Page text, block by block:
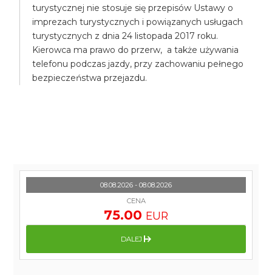
turystycznej nie stosuje się przepisów Ustawy o
imprezach turystycznych i powiązanych usługach
turystycznych z dnia 24 listopada 2017 roku.
Kierowca ma prawo do przerw, a także używania
telefonu podczas jazdy, przy zachowaniu pełnego
bezpieczeństwa przejazdu.
08.08.2026 - 08.08.2026
CENA
75.00 EUR
DALEJ